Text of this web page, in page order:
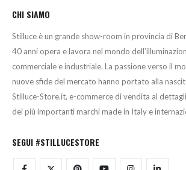
CHI SIAMO
Stilluce è un grande show-room in provincia di
40 anni opera e lavora nel mondo
commerciale e industriale. La passione verso il
nuove sfide del mercato hanno portato alla
Stilluce-Store.it, e-commerce di vendita al
dei più importanti marchi made in Italy e
SEGUI #STILLUCESTORE